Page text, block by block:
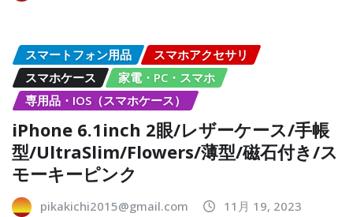
スマートフォン用品
スマホアクセサリ
スマホケース
家電・PC・スマホ
専用品・IOS（スマホケース）
iPhone 6.1inch 2眼/レザーケース/手帳
型/UltraSlim/Flowers/薄型/磁石付き/ス
モーキーピンク
pikakichi2015@gmail.com 11月 19, 2023